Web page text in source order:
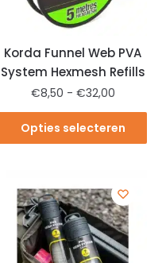
Korda Funnel Web PVA
System Hexmesh Refills
€8,50 - €32,00
Opties selecteren